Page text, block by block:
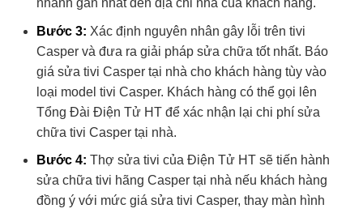
nhánh gần nhất đến địa chỉ nhà của khách hàng.
Bước 3: Xác định nguyên nhân gây lỗi trên tivi
Casper và đưa ra giải pháp sửa chữa tốt nhất. Báo
giá sửa tivi Casper tại nhà cho khách hàng tùy vào
loại model tivi Casper. Khách hàng có thể gọi lên
Tổng Đài Điện Tử HTđể xác nhận lại chi phí sửa
chữa tivi Casper tại nhà.
Bước 4: Thợ sửa tivi của Điện Tử HTsẽ tiến hành
sửa chữa tivi hãng Casper tại nhà nếu khách hàng
đồng ý với mức giá sửa tivi Casper, thay màn hình